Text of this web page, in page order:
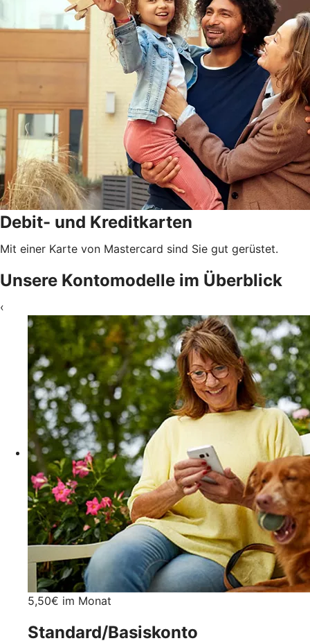
Debit- und Kreditkarten
Mit einer Karte von Mastercard sind Sie gut gerüstet.
Unsere Kontomodelle im Überblick
‹
5,50€ im Monat
Standard/Basiskonto